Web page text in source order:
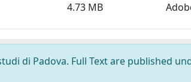
4.73 MB
di Padova. Full Text are published